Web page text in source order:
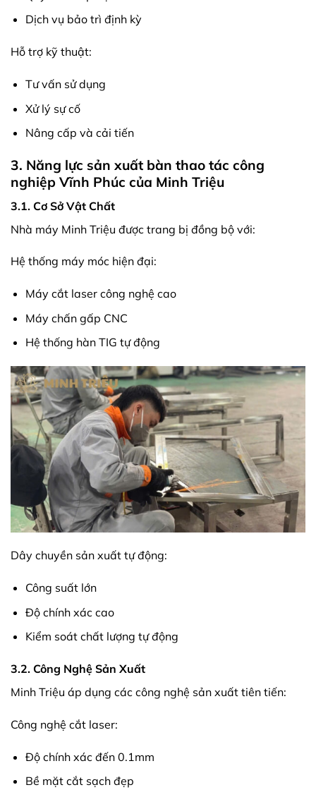
Dịch vụ bảo trì định kỳ
Hỗ trợ kỹ thuật:
Tư vấn sử dụng
Xử lý sự cố
Nâng cấp và cải tiến
3. Năng lực sản xuất bàn thao tác công
nghiệp Vĩnh Phúc của Minh Triệu
3.1. Cơ Sở Vật Chất
Nhà máy Minh Triệu được trang bị đồng bộ với:
Hệ thống máy móc hiện đại:
Máy cắt laser công nghệ cao
Máy chấn gấp CNC
Hệ thống hàn TIG tự động
Dây chuyền sản xuất tự động:
Công suất lớn
Độ chính xác cao
Kiểm soát chất lượng tự động
3.2. Công Nghệ Sản Xuất
Minh Triệu áp dụng các công nghệ sản xuất tiên tiến:
Công nghệ cắt laser:
Độ chính xác đến 0.1mm
Bề mặt cắt sạch đẹp